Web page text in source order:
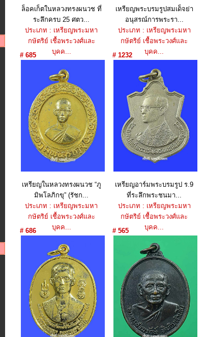
ล็อคเก็ตในหลวงทรงผนวช ที่
ระลึกครบ 25 ศตว...
ประเภท : เหรียญพระมหา
กษัตริย์ เชื้อพระวงศ์และ
บุคค...
ราคา : 2,050 บาท
เหรียญพระบรมรูปสมเด็จย่า
อนุสรณ์การพระรา...
ประเภท : เหรียญพระมหา
กษัตริย์ เชื้อพระวงศ์และ
บุคค...
ราคา : 950 บาท
# 685
เหรียญในหลวงทรงผนวช “ภู
มิพโลภิกขุ” (รัชก...
ประเภท : เหรียญพระมหา
กษัตริย์ เชื้อพระวงศ์และ
บุคค...
ราคา : 550 บาท
# 1232
เหรียญอาร์มพระบรมรูป ร.9
ที่ระลึกพระชนมา...
ประเภท : เหรียญพระมหา
กษัตริย์ เชื้อพระวงศ์และ
บุคค...
ราคา : 550 บาท
# 686 # 565